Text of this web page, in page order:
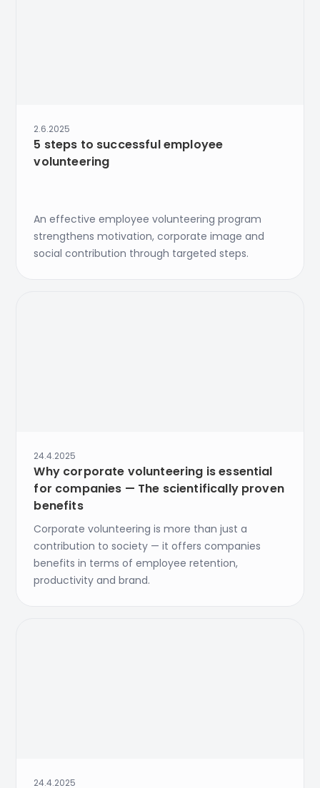
2.6.2025
5 steps to successful employee
volunteering
An effective employee volunteering program
strengthens motivation, corporate image and
social contribution through targeted steps.
24.4.2025
Why corporate volunteering is essential
for companies — The scientifically proven
benefits
Corporate volunteering is more than just a
contribution to society — it offers companies
benefits in terms of employee retention,
productivity and brand.
24.4.2025